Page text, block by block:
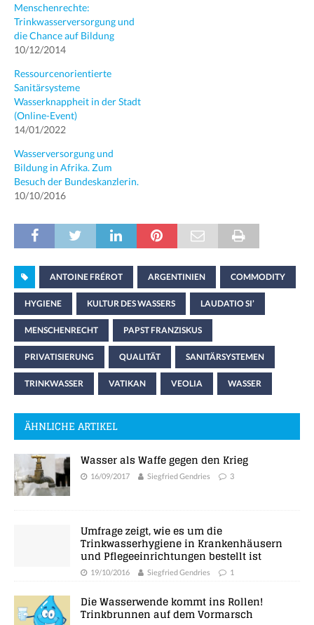
Menschenrechte:
Trinkwasserversorgung und
die Chance auf Bildung
10/12/2014
Ressourcenorientierte
Sanitärsysteme
Wasserknappheit in der Stadt
(Online-Event)
14/01/2022
Wasserversorgung und
Bildung in Afrika. Zum
Besuch der Bundeskanzlerin.
10/10/2016
ANTOINE FRÉROT ARGENTINIEN COMMODITY
HYGIENE KULTUR DES WASSERS LAUDATIO SI’
MENSCHENRECHT PAPST FRANZISKUS
PRIVATISIERUNG QUALITÄT SANITÄRSYSTEMEN
TRINKWASSER VATIKAN VEOLIA WASSER
ÄHNLICHE ARTIKEL
Wasser als Waffe gegen den Krieg
16/09/2017 Siegfried Gendries 3
Umfrage zeigt, wie es um die
Trinkwasserhygiene in Krankenhäusern
und Pflegeeinrichtungen bestellt ist
19/10/2016 Siegfried Gendries 1
Die Wasserwende kommt ins Rollen!
Trinkbrunnen auf dem Vormarsch